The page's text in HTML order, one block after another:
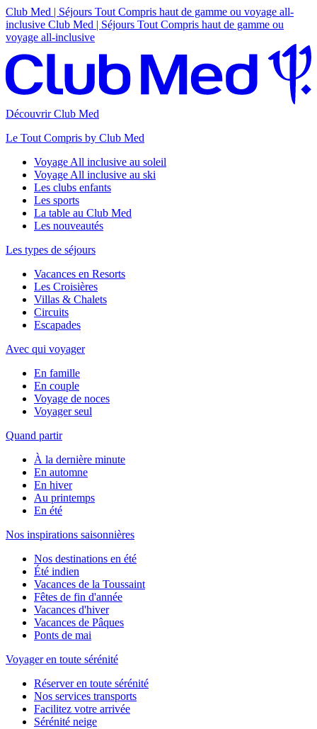
Club Med | Séjours Tout Compris haut de gamme ou voyage all-
inclusive Club Med | Séjours Tout Compris haut de gamme ou
voyage all-inclusive
Découvrir Club Med
Le Tout Compris by Club Med
Voyage All inclusive au soleil
Voyage All inclusive au ski
Les clubs enfants
Les sports
La table au Club Med
Les nouveautés
Les types de séjours
Vacances en Resorts
Les Croisières
Villas & Chalets
Circuits
Escapades
Avec qui voyager
En famille
En couple
Voyage de noces
Voyager seul
Quand partir
À la dernière minute
En automne
En hiver
Au printemps
En été
Nos inspirations saisonnières
Nos destinations en été
Été indien
Vacances de la Toussaint
Fêtes de fin d'année
Vacances d'hiver
Vacances de Pâques
Ponts de mai
Voyager en toute sérénité
Réserver en toute sérénité
Nos services transports
Facilitez votre arrivée
Sérénité neige